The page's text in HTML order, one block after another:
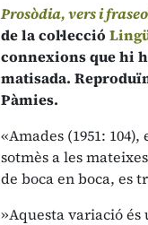
Prosòdia, vers i
de la col·lecció
connexions que hi
matisada.
Pàmies.
«Amades (1951:
sotmès a les
de boca en boca, es
»Aquesta variació